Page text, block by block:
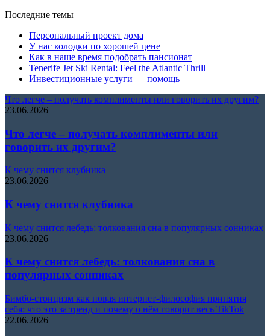
Последние темы
Персональный проект дома
У нас колодки по хорошей цене
Как в наше время подобрать пансионат
Tenerife Jet Ski Rental: Feel the Atlantic Thrill
Инвестиционные услуги — помощь
Что легче – получать комплименты или говорить их другим?
23.06.2026
Что легче – получать комплименты или
говорить их другим?
К чему снится клубника
23.06.2026
К чему снится клубника
К чему снится лебедь: толкования сна в популярных сонниках
23.06.2026
К чему снится лебедь: толкования сна в
популярных сонниках
Бимбо-стоицизм как новая интернет-философия принятия
себя: что это за тренд и почему о нём говорит весь TikTok
22.06.2026